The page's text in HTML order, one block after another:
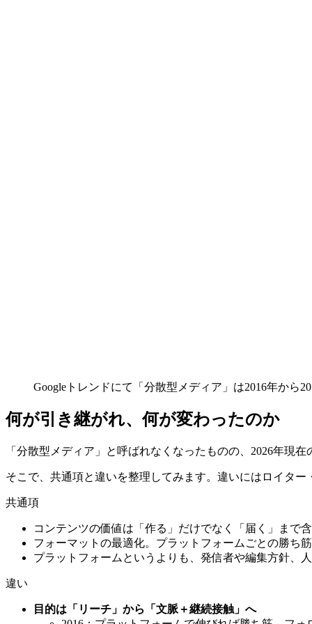
Googleトレンドにて「分散型メディア」は2016年から
何が引き継がれ、何が変わったのか
「分散型メディア」と呼ばれなくなったものの、2026年現
そこで、共通項と違いを整理してみます。違いにはロイタ
共通項
コンテンツの価値は「作る」だけでなく「届く」まで
フォーマットの最適化。プラットフォームごとの勝ち
プラットフォームというよりも、発信者や編集方針、
違い
目的は「リーチ」から「文脈＋継続接触」へ